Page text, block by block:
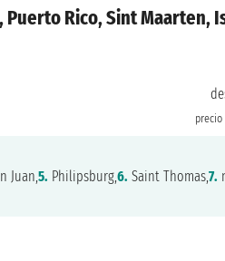
Puerto Rico, Sint Maarten,
Juan,5. Philipsburg,6. Saint Thomas,7.